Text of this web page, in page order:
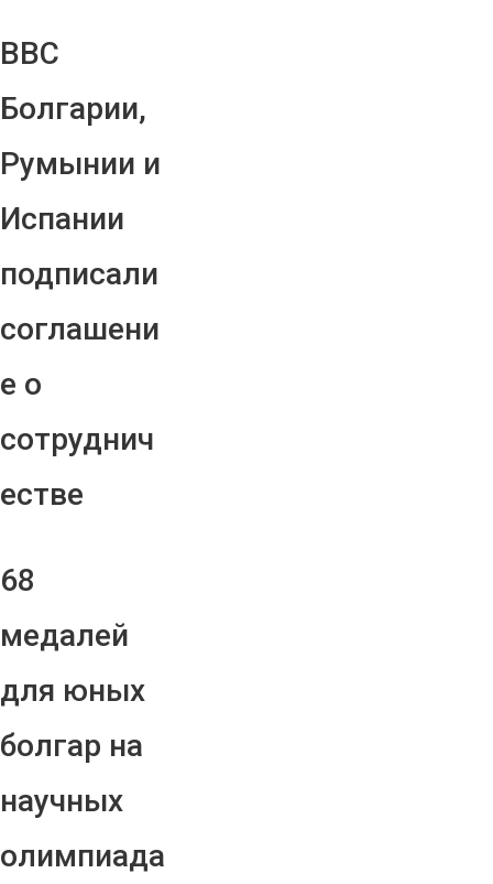
ВВС
Болгарии,
Румынии и
Испании
подписали
соглашени
е о
сотруднич
естве
68
медалей
для юных
болгар на
научных
олимпиада